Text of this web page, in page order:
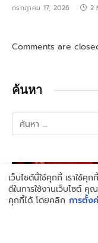
กรกฎาคม 17, 2026 2
Comments are
ค้นหา
เว็บไซต์นี้ใช้คุกกี้ เราใช้
ดีในการใช้งานเว็บไซต์
คุกกี้ได้ โดยคลิก การตั้ง